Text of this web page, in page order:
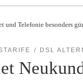
und Telefonie besonders
DSL